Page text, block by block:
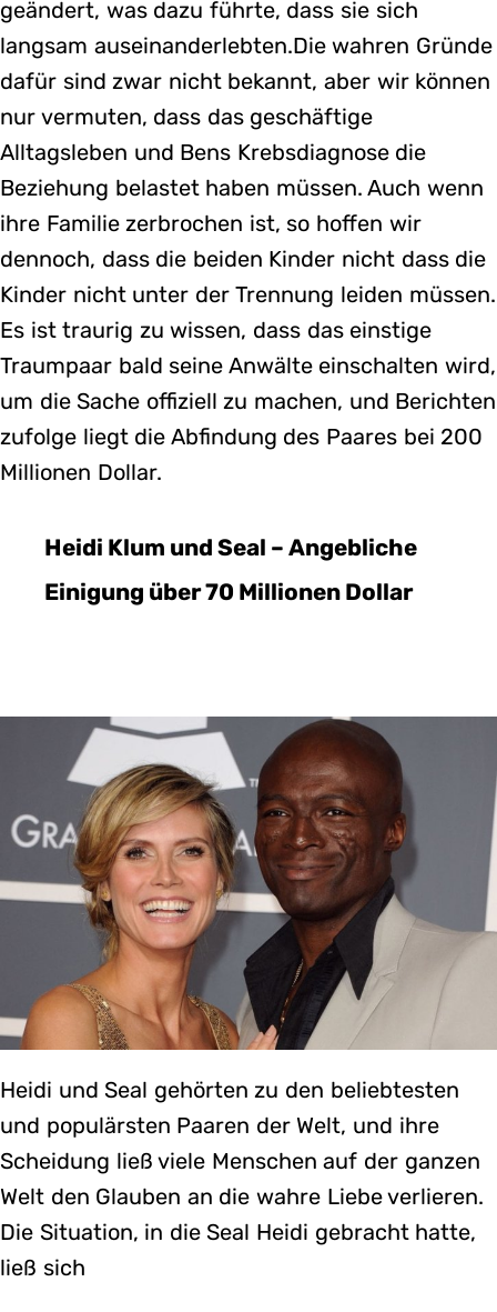
geändert, was dazu führte, dass sie sich
langsam auseinanderlebten.Die wahren Gründe
dafür sind zwar nicht bekannt, aber wir können
nur vermuten, dass das geschäftige
Alltagsleben und Bens Krebsdiagnose die
Beziehung belastet haben müssen. Auch wenn
ihre Familie zerbrochen ist, so hoffen wir
dennoch, dass die beiden Kinder nicht dass die
Kinder nicht unter der Trennung leiden müssen.
Es ist traurig zu wissen, dass das einstige
Traumpaar bald seine Anwälte einschalten wird,
um die Sache offiziell zu machen, und Berichten
zufolge liegt die Abfindung des Paares bei 200
Millionen Dollar.
Heidi Klum und Seal – Angebliche
Einigung über 70 Millionen Dollar
Heidi und Seal gehörten zu den beliebtesten
und populärsten Paaren der Welt, und ihre
Scheidung ließ viele Menschen auf der ganzen
Welt den Glauben an die wahre Liebe verlieren.
Die Situation, in die Seal Heidi gebracht hatte,
ließ sich